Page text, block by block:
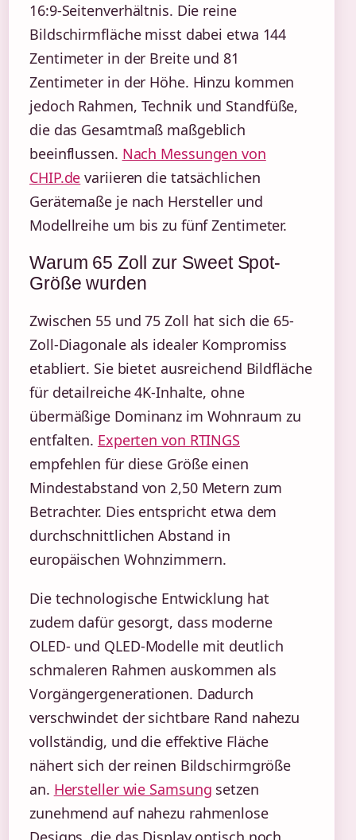
16:9-Seitenverhältnis. Die reine
Bildschirmfläche misst dabei etwa 144
Zentimeter in der Breite und 81
Zentimeter in der Höhe. Hinzu kommen
jedoch Rahmen, Technik und Standfüße,
die das Gesamtmaß maßgeblich
beeinflussen. Nach Messungen von
CHIP.de variieren die tatsächlichen
Gerätemaße je nach Hersteller und
Modellreihe um bis zu fünf Zentimeter.
Warum 65 Zoll zur Sweet Spot-
Größe wurden
Zwischen 55 und 75 Zoll hat sich die 65-
Zoll-Diagonale als idealer Kompromiss
etabliert. Sie bietet ausreichend Bildfläche
für detailreiche 4K-Inhalte, ohne
übermäßige Dominanz im Wohnraum zu
entfalten. Experten von RTINGS
empfehlen für diese Größe einen
Mindestabstand von 2,50 Metern zum
Betrachter. Dies entspricht etwa dem
durchschnittlichen Abstand in
europäischen Wohnzimmern.
Die technologische Entwicklung hat
zudem dafür gesorgt, dass moderne
OLED- und QLED-Modelle mit deutlich
schmaleren Rahmen auskommen als
Vorgängergenerationen. Dadurch
verschwindet der sichtbare Rand nahezu
vollständig, und die effektive Fläche
nähert sich der reinen Bildschirmgröße
an. Hersteller wie Samsung setzen
zunehmend auf nahezu rahmenlose